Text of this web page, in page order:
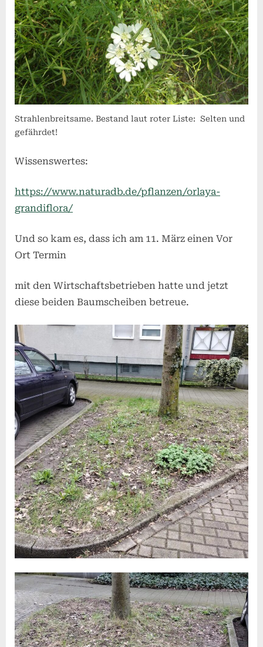
Strahlenbreitsame. Bestand laut roter Liste: Selten und
gefährdet!
Wissenswertes:
https://www.naturadb.de/pflanzen/orlaya-
grandiflora/
Und so kam es, dass ich am 11. März einen Vor
Ort Termin
mit den Wirtschaftsbetrieben hatte und jetzt
diese beiden Baumscheiben betreue.